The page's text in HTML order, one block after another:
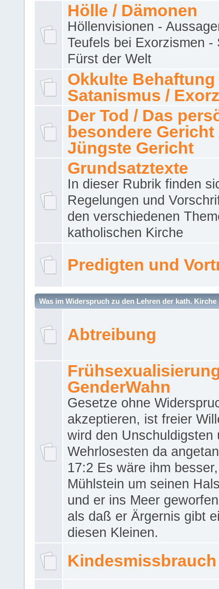
Hölle / Dämonen
Höllenvisionen -
Teufels bei Exorzismen -
Fürst der Welt
Okkulte Behaftung
Satanismus /
Der Tod / Das
besondere Gericht
Jüngste Gericht
Grundsatztexte
In dieser Rubrik finden
Regelungen und
den verschiedenen
katholischen Kirche
Predigten und
Was im Widerspruch zu den Lehren der kath. Kirche
Abtreibung
GenderWahn
Gesetze ohne
akzeptieren, ist freier
wird den Unschuldigsten
Wehrlosesten da
17:2 Es wäre ihm
Mühlstein um seinen
und er ins Meer
als daß er Ärgernis gibt
diesen Kleinen.
Kindesmissbrauch